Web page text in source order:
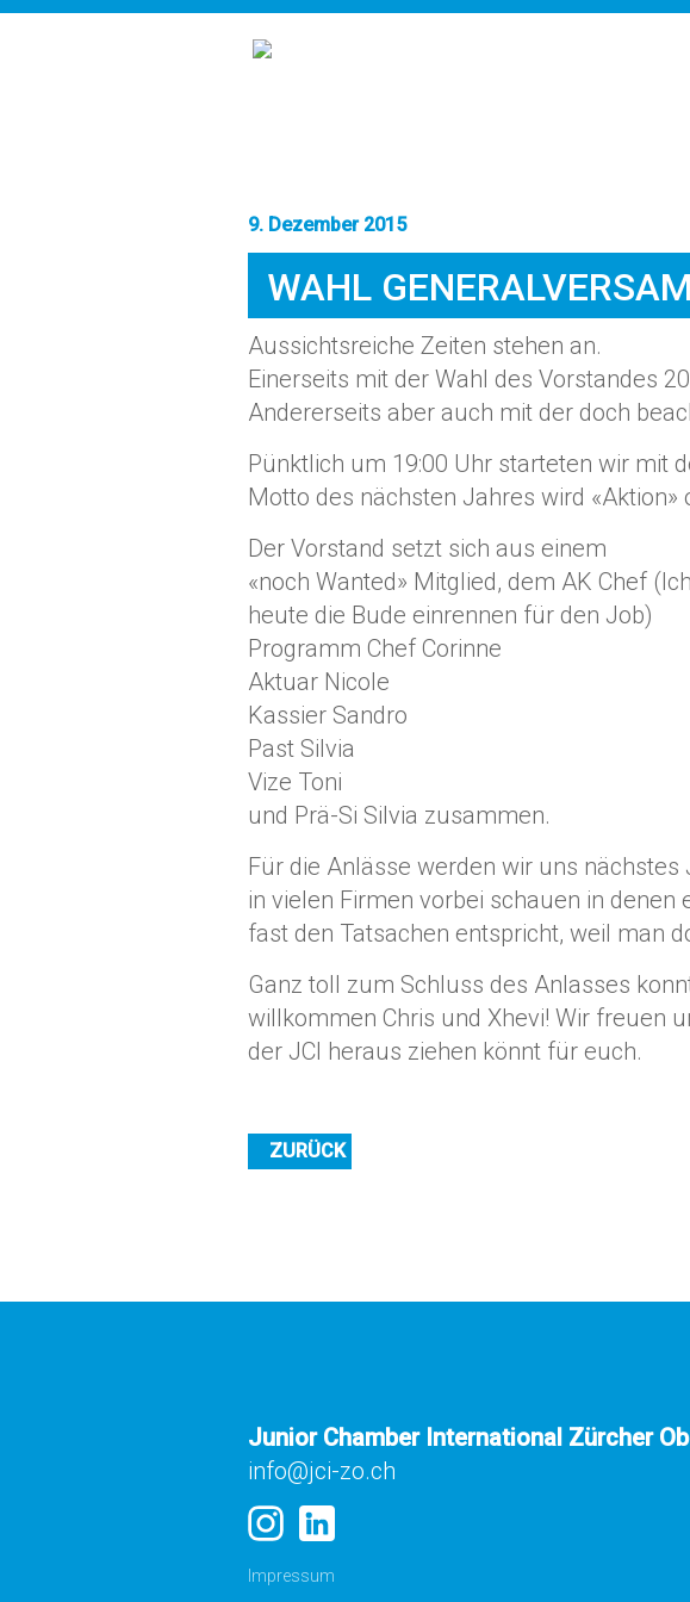
9. Dezember 2015
WAHL
Aussichtsreiche Zeiten stehen an.
Einerseits mit der Wahl des Vorstandes
Andererseits aber auch mit der doch
Pünktlich um 19:00 Uhr starteten wir mit
Motto des nächsten Jahres wird
Der Vorstand setzt sich aus einem
«noch Wanted» Mitglied, dem AK Chef
heute die Bude einrennen für den Job)
Programm Chef Corinne
Aktuar Nicole
Kassier Sandro
Past Silvia
Vize Toni
und Prä-Si Silvia zusammen.
Für die Anlässe werden wir uns
in vielen Firmen vorbei schauen in
fast den Tatsachen entspricht, weil man
Ganz toll zum Schluss des Anlasses
willkommen Chris und Xhevi! Wir freuen
der JCI heraus ziehen könnt für euch.
ZURÜCK
Junior Chamber International Zürcher
info@jci-zo.ch
Impressum